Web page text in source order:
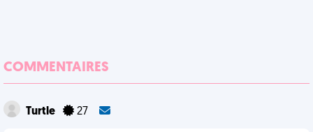
COMMENTAIRES
Turtle 27